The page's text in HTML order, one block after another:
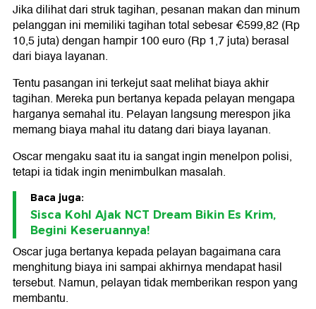
Jika dilihat dari struk tagihan, pesanan makan dan minum
pelanggan ini memiliki tagihan total sebesar €599,82 (Rp
10,5 juta) dengan hampir 100 euro (Rp 1,7 juta) berasal
dari biaya layanan.
Tentu pasangan ini terkejut saat melihat biaya akhir
tagihan. Mereka pun bertanya kepada pelayan mengapa
harganya semahal itu. Pelayan langsung merespon jika
memang biaya mahal itu datang dari biaya layanan.
Oscar mengaku saat itu ia sangat ingin menelpon polisi,
tetapi ia tidak ingin menimbulkan masalah.
Baca juga:
Sisca Kohl Ajak NCT Dream Bikin Es Krim,
Begini Keseruannya!
Oscar juga bertanya kepada pelayan bagaimana cara
menghitung biaya ini sampai akhirnya mendapat hasil
tersebut. Namun, pelayan tidak memberikan respon yang
membantu.